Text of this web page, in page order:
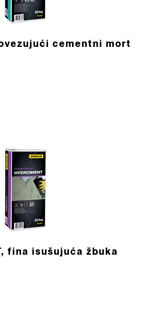
cementni mort
fina isušujuća žbuka